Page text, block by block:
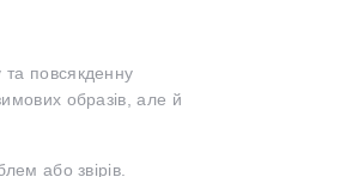
та повсякденну
образів, але й
або звірів.